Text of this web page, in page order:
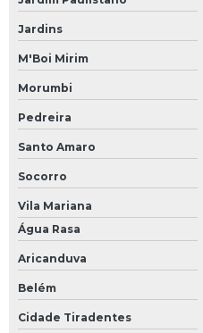
Jardins
M'Boi Mirim
Morumbi
Pedreira
Santo Amaro
Socorro
Vila Mariana
Água Rasa
Aricanduva
Belém
Cidade Tiradentes